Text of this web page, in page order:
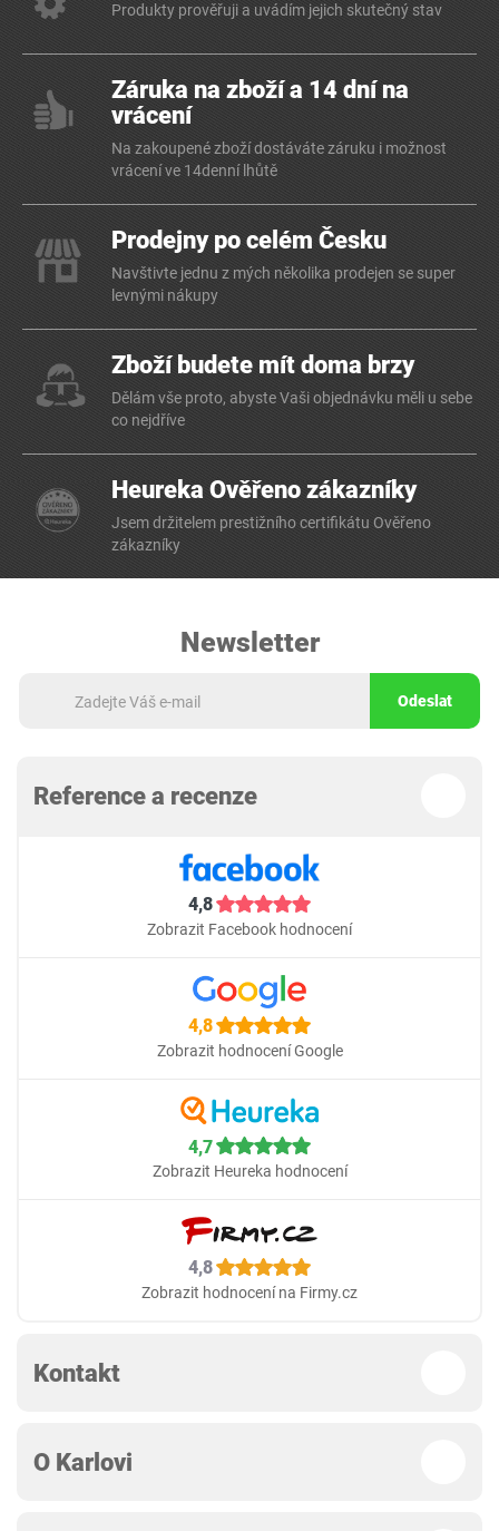
Produkty prověřuji a uvádím jejich skutečný stav
Záruka na zboží a 14 dní na
vrácení
Na zakoupené zboží dostáváte záruku i možnost
vrácení ve 14denní lhůtě
Prodejny po celém Česku
Navštivte jednu z mých několika prodejen se super
levnými nákupy
Zboží budete mít doma brzy
Dělám vše proto, abyste Vaši objednávku měli u sebe
co nejdříve
Heureka Ověřeno zákazníky
Jsem držitelem prestižního certifikátu Ověřeno
zákazníky
Newsletter
Odeslat
Reference a recenze
4,8
Zobrazit Facebook hodnocení
4,8
Zobrazit hodnocení Google
4,7
Zobrazit Heureka hodnocení
4,8
Zobrazit hodnocení na Firmy.cz
Kontakt
O Karlovi